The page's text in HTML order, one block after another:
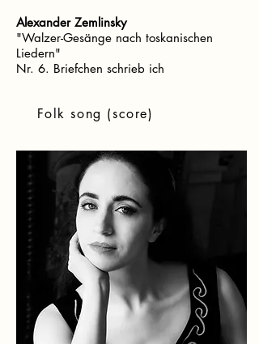
Alexander Zemlinsky
"Walzer-Gesänge nach toskanischen
Liedern"
Nr. 6. Briefchen schrieb ich
Folk song (score)